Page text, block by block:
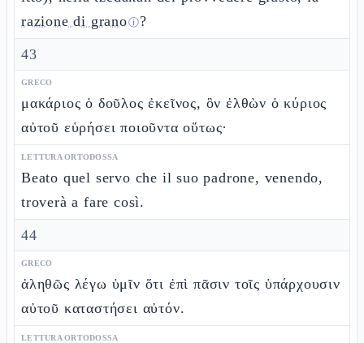
razione di granoⓘ?
43
GRECO
μακάριος ὁ δοῦλος ἐκεῖνος, ὃν ἐλθὼν ὁ κύριος
αὐτοῦ εὑρήσει ποιοῦντα οὕτως·
LETTURA ORTODOSSA
Beato quel servo che il suo padrone, venendo,
troverà a fare così.
44
GRECO
ἀληθῶς λέγω ὑμῖν ὅτι ἐπὶ πᾶσιν τοῖς ὑπάρχουσιν
αὐτοῦ καταστήσει αὐτόν.
LETTURA ORTODOSSA